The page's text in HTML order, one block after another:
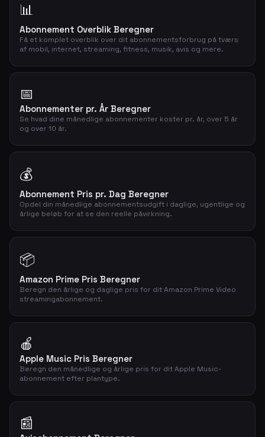
📊
Abonnement Overblik Beregner
Få et komplet overblik over dit abonnementsforbrug på tværs
af mobil, internet, streaming, fitness, musik, avis og mere.
📅
Abonnementer pr. År Beregner
Se hvad dine månedlige abonnementer koster pr. år, over 5 år
og over 10 år.
💰
Abonnement Pris pr. Dag Beregner
Opdel din månedlige abonnementsudgift i daglige, ugentlige og
årlige beløb for at se den reelle påvirkning.
📦
Amazon Prime Pris Beregner
Beregn den årlige og daglige pris for dit Amazon Prime Video
streamingabonnement.
🍎
Apple Music Pris Beregner
Beregn den månedlige og årlige pris for dit Apple Music-
abonnement efter plantype.
📰